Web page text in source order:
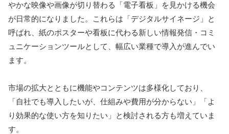
商品・サービス一覧
関連情報
やかな映像や画像が切り替わる「電子看板」を見かける機会
が日常的になりました。これらは「デジタルサイネージ」と
呼ばれ、紙のポスターや看板に代わる新しい情報発信・コミ
ュニケーションツールとして、幅広い業種で導入が進んでい
ます。
市場の拡大とともに機能やコンテンツは多様化しており、
「自社でも導入したいが、仕組みや費用が分からない」「よ
り効果的な使い方を知りたい」と検討される方も増えていま
す。